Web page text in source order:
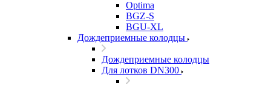
Optima
BGZ-S
BGU-XL
Дождеприемные колодцы
Дождеприемные колодцы
Для лотков DN300